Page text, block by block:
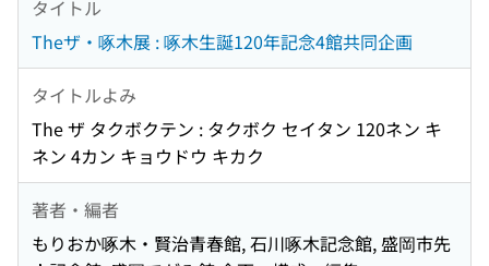
タイトル
Theザ・啄木展 : 啄木生誕120年記念4館共同企画
タイトルよみ
The ザ タクボクテン : タクボク セイタン 120ネン キ
ネン 4カン キョウドウ キカク
著者・編者
もりおか啄木・賢治青春館, 石川啄木記念館, 盛岡市先